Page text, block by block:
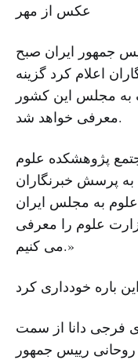
عکس از مهر
جمهور ایران صبح
اعلام کرد گزینه
به مجلس این کشور
معرفی خواهد شد.
پژوهشکده علوم
پرسش خبرنگاران
به مجلس ایران
علوم را معرفی
می کنیم.»
فرجی دانا از سمت
رییس جمهور